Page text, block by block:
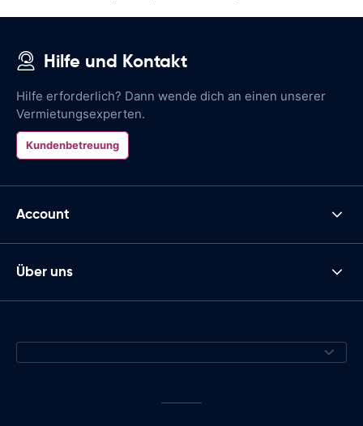
Hilfe und Kontakt
Hilfe erforderlich? Dann wende dich an einen unserer
Vermietungsexperten.
Kundenbetreuung
Account
Über uns